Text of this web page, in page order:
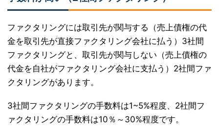
ファクタリングには取引先が関与する（売上債権の代
金を取引先が直接ファクタリング会社に払う）3社間
ファクタリングと、取引先が関与しない（売上債権の
代金を自社がファクタリング会社に支払う）2社間ファ
クタリングがあります。
3社間ファクタリングの手数料は1~5%程度、2社間フ
ァクタリングの手数料は10％～30%程度です。